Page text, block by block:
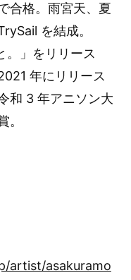
合格。雨宮天、夏
を結成。
。」をリリース
年にリリース
和 3 年アニソン大
。
artist/asakuramo